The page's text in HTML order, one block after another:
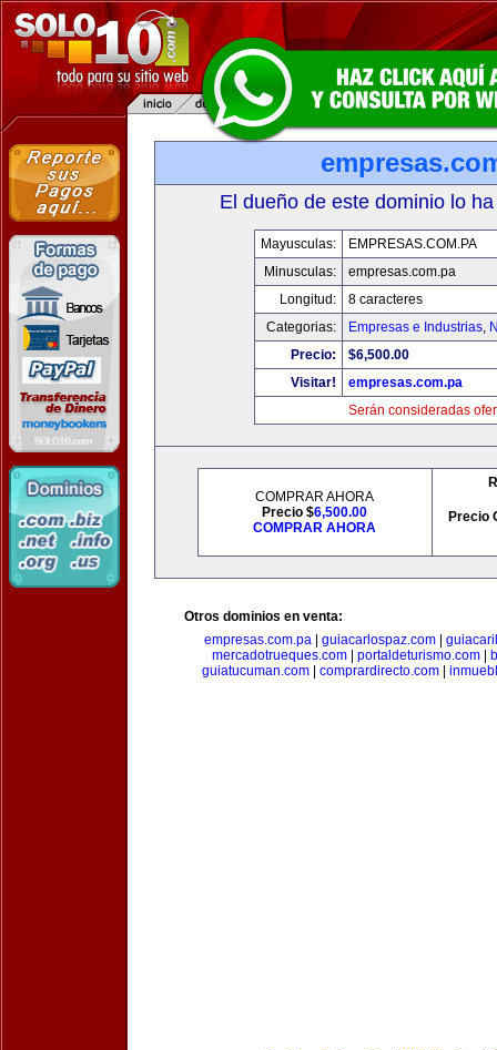
El dueño de este dominio lo
Mayusculas:
EMPRESAS.COM.PA
Minusculas:
empresas.com.pa
Longitud:
8 caracteres
Categorias:
Empresas e Industrias,
Precio:
$6,500.00
Visitar!
empresas.com.pa
Serán consideradas
COMPRAR AHORA
Precio $6,500.00
COMPRAR AHORA
Precio
Otros dominios en venta:
empresas.com.pa| guiacarlospaz.com|
mercadotrueques.com| portaldeturismo.com|
guiatucuman.com
comprardirecto.com